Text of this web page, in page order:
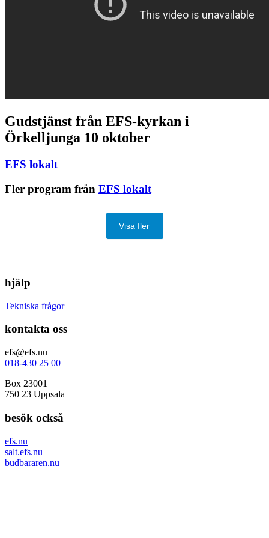
Gudstjänst från EFS-kyrkan i
Örkelljunga 10 oktober
EFS lokalt
Fler program från EFS lokalt
Visa fler
hjälp
Tekniska frågor
kontakta oss
efs@efs.nu
018-430 25 00
Box 23001
750 23 Uppsala
besök också
efs.nu
salt.efs.nu
budbararen.nu